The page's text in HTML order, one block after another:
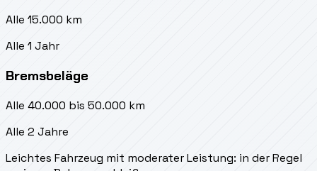
Alle 15.000 km
Alle 1 Jahr
Bremsbeläge
Alle 40.000 bis 50.000 km
Alle 2 Jahre
Leichtes Fahrzeug mit moderater Leistung: in der Regel